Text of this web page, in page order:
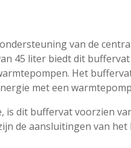
van de
45 liter biedt dit
Het
met een
is dit buffervat voorzien
de aansluitingen van